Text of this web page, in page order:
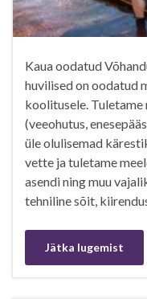
Kaua oodatud
huvilised on oodatud
koolitusele.
(veeohutus,
üle olulisemad
vette ja tuletame
asendi ning muu
tehniline sõit,
Jätka lugemist